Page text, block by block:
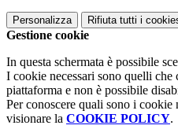
Personalizza Rifiuta tutti i
Gestione cookie
In questa schermata è possibile
I cookie necessari sono quelli
piattaforma e non è possibile
Per conoscere quali sono i cookie
visionare la COOKIE POLICY.